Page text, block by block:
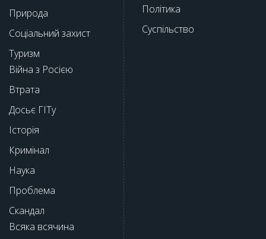
Природа
Соціальний захист
Туризм
Війна з Росією
Втрата
Досьє ГІТу
Історія
Кримінал
Наука
Проблема
Скандал
Всяка всячина
Політика
Суспільство